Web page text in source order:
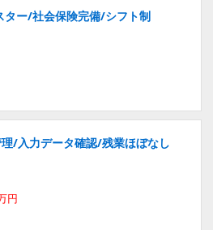
ター/社会保険完備/シフト制
/入力データ確認/残業ほぼなし
円